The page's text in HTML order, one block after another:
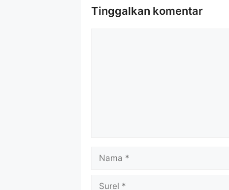
Tinggalkan komentar
Nama
Surel